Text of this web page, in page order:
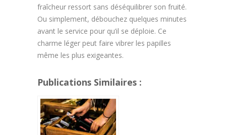
fraîcheur ressort sans déséquilibrer son fruité.
Ou simplement, débouchez quelques minutes
avant le service pour qu’il se déploie. Ce
charme léger peut faire vibrer les papilles
même les plus exigeantes.
Publications Similaires :